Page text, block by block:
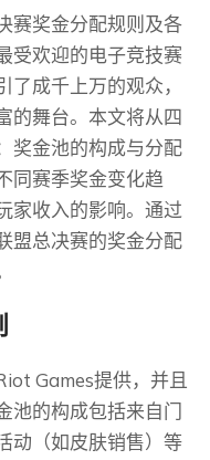
赛奖金分配规则及各
受欢迎的电子竞技赛
成千上万的观众，
的舞台。本文将从四
奖金池的构成与分配
同赛季奖金变化趋
家收入的影响。通过
盟总决赛的奖金分配
Games提供，并且
池的构成包括来自门
动（如皮肤销售）等